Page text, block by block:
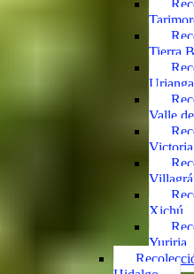
Tierra
Valle
Victoria
Xichú
Yuriria